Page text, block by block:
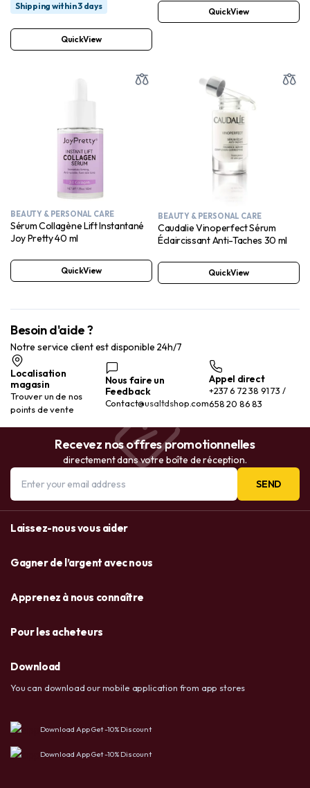
Shipping within 3 days
QuickView
QuickView
BEAUTY & PERSONAL CARE
Sérum Collagène Lift Instantané
Joy Pretty 40 ml
QuickView
BEAUTY & PERSONAL CARE
Caudalie Vinoperfect Sérum
Éclaircissant Anti-Taches 30 ml
QuickView
Besoin d'aide ?
Notre service client est disponible 24h/7
Localisation
magasin
Trouver un de nos
points de vente
Nous faire un
Feedback
Contact@usaltdshop.com
Appel direct
+237 6 72 38 91 73 /
658 20 86 83
Recevez nos offres promotionnelles
directement dans votre boîte de réception.
SEND
Laissez-nous vous aider
Gagner de l’argent avec nous
Apprenez à nous connaître
Pour les acheteurs
Download
You can download our mobile application from app stores
Download App Get -10% Discount
Download App Get -10% Discount